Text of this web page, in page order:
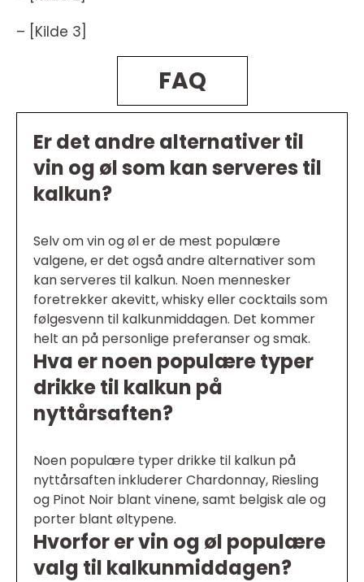
– [Kilde 3]
FAQ
Er det andre alternativer til
vin og øl som kan serveres til
kalkun?
Selv om vin og øl er de mest populære
valgene, er det også andre alternativer som
kan serveres til kalkun. Noen mennesker
foretrekker akevitt, whisky eller cocktails som
følgesvenn til kalkunmiddagen. Det kommer
helt an på personlige preferanser og smak.
Hva er noen populære typer
drikke til kalkun på
nyttårsaften?
Noen populære typer drikke til kalkun på
nyttårsaften inkluderer Chardonnay, Riesling
og Pinot Noir blant vinene, samt belgisk ale og
porter blant øltypene.
Hvorfor er vin og øl populære
valg til kalkunmiddagen?